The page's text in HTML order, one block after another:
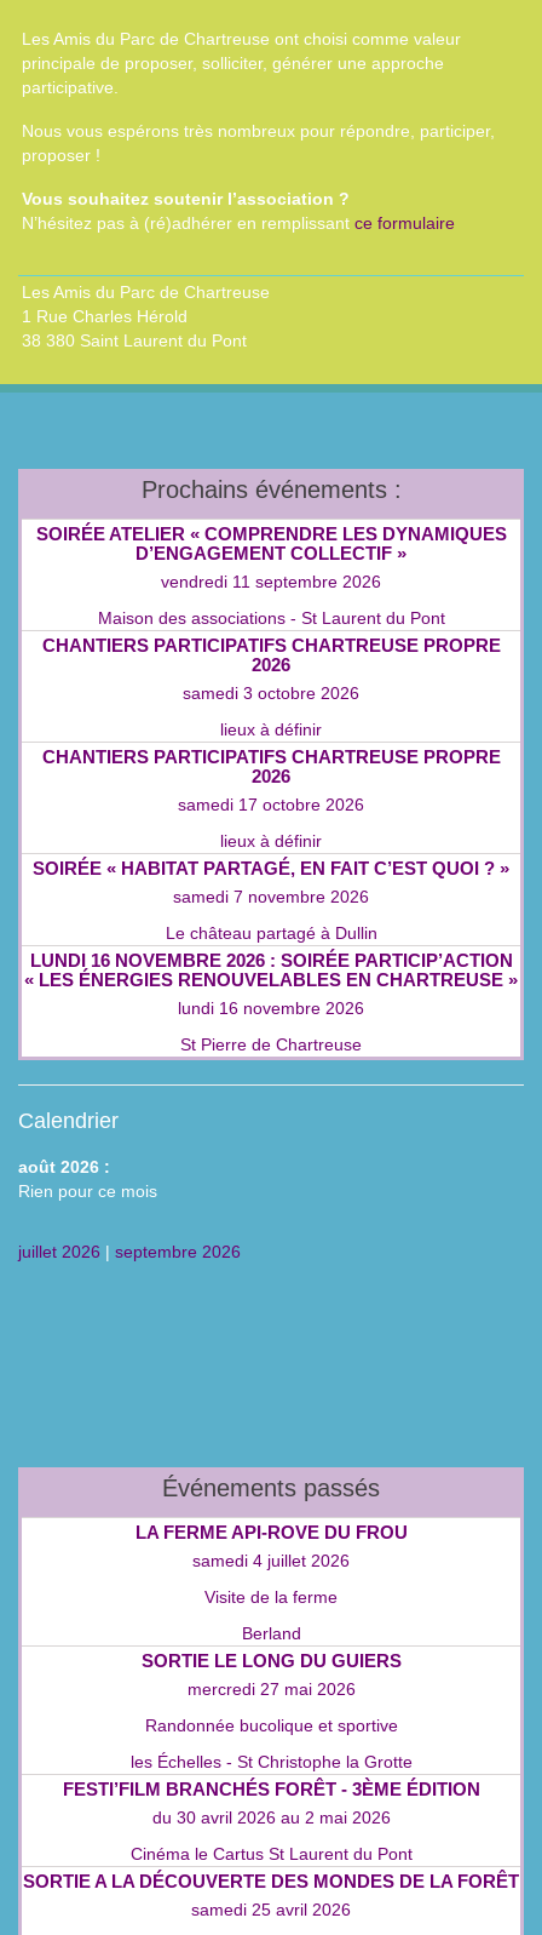
Les Amis du Parc de Chartreuse ont choisi comme valeur
principale de proposer, solliciter, générer une approche
participative.
Nous vous espérons très nombreux pour répondre, participer,
proposer !
Vous souhaitez soutenir l’association ?
N’hésitez pas à (ré)adhérer en remplissant ce formulaire
Les Amis du Parc de Chartreuse
1 Rue Charles Hérold
38 380 Saint Laurent du Pont
Prochains événements :
SOIRÉE ATELIER « COMPRENDRE LES DYNAMIQUES
D’ENGAGEMENT COLLECTIF »
vendredi 11 septembre 2026
Maison des associations - St Laurent du Pont
CHANTIERS PARTICIPATIFS CHARTREUSE PROPRE
2026
samedi 3 octobre 2026
lieux à définir
CHANTIERS PARTICIPATIFS CHARTREUSE PROPRE
2026
samedi 17 octobre 2026
lieux à définir
SOIRÉE « HABITAT PARTAGÉ, EN FAIT C’EST QUOI ? »
samedi 7 novembre 2026
Le château partagé à Dullin
LUNDI 16 NOVEMBRE 2026 : SOIRÉE PARTICIP’ACTION
« LES ÉNERGIES RENOUVELABLES EN CHARTREUSE »
lundi 16 novembre 2026
St Pierre de Chartreuse
Calendrier
août 2026 :
Rien pour ce mois
juillet 2026 | septembre 2026
Événements passés
LA FERME API‑ROVE DU FROU
samedi 4 juillet 2026
Visite de la ferme
Berland
SORTIE LE LONG DU GUIERS
mercredi 27 mai 2026
Randonnée bucolique et sportive
les Échelles - St Christophe la Grotte
FESTI’FILM BRANCHÉS FORÊT - 3ÈME ÉDITION
du 30 avril 2026 au 2 mai 2026
Cinéma le Cartus St Laurent du Pont
SORTIE A LA DÉCOUVERTE DES MONDES DE LA FORÊT
samedi 25 avril 2026